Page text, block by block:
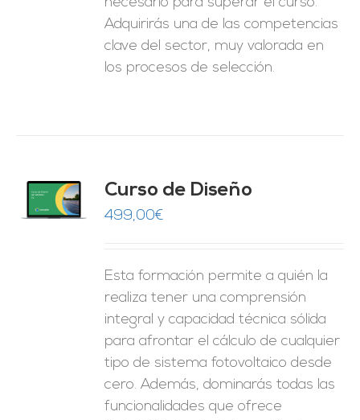
Adquirirás una de las competencias
clave del sector, muy valorada en
los procesos de selección.
Curso de Diseño
499,00€
Esta formación permite a quién la
realiza tener una comprensión
integral y capacidad técnica sólida
para afrontar el cálculo de cualquier
tipo de sistema fotovoltaico desde
cero. Además, dominarás todas las
funcionalidades que ofrece